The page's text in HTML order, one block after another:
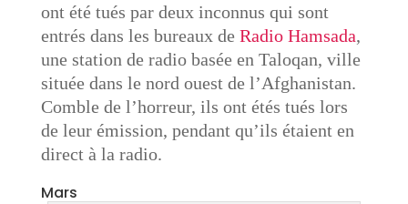
ont été tués par deux inconnus qui sont
entrés dans les bureaux de Radio Hamsada,
une station de radio basée en Taloqan, ville
située dans le nord ouest de l’Afghanistan.
Comble de l’horreur, ils ont étés tués lors
de leur émission, pendant qu’ils étaient en
direct à la radio.
Mars